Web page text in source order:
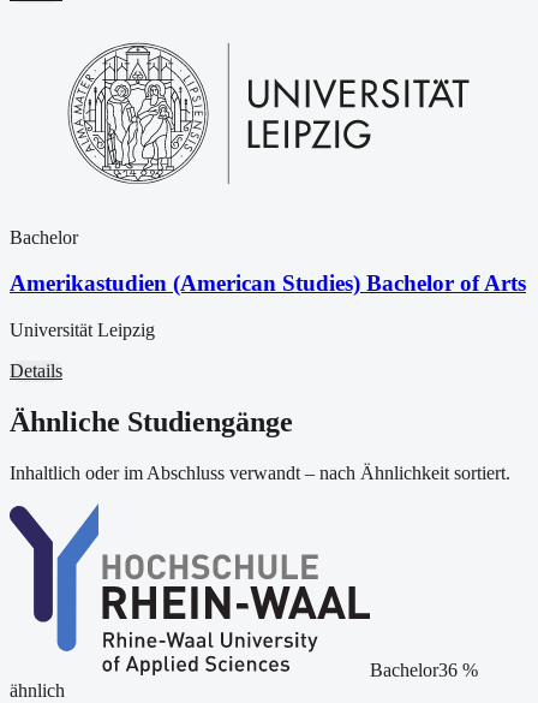
Bachelor
Amerikastudien (American Studies) Bachelor of Arts
Universität Leipzig
Details
Ähnliche Studiengänge
Inhaltlich oder im Abschluss verwandt – nach Ähnlichkeit sortiert.
Bachelor36%
ähnlich